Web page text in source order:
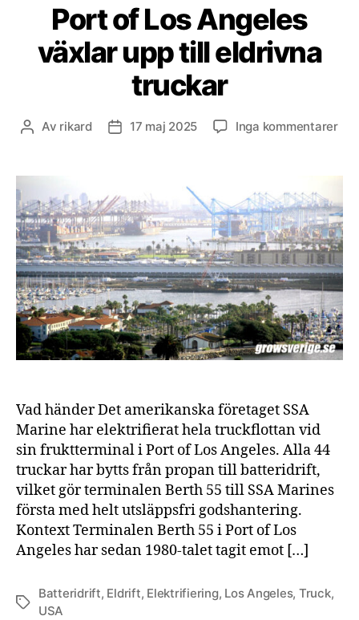
Port of Los Angeles
växlar upp till eldrivna
truckar
Inläggsförfattare
Av rikard Inläggsdatum
17 maj 2025 Inga kommentarertill
Los
upp
till
Vad händer Det amerikanska företaget SSA
Marine har elektrifierat hela truckflottan vid
sin fruktterminal i Port of Los Angeles. Alla 44
truckar har bytts från propan till batteridrift,
vilket gör terminalen Berth 55 till SSA Marines
första med helt utsläppsfri godshantering.
Kontext Terminalen Berth 55 i Port of Los
Angeles har sedan 1980-talet tagit emot […]
Etiketter
Batteridrift, Eldrift, Elektrifiering, Los Angeles, Truck,
USA